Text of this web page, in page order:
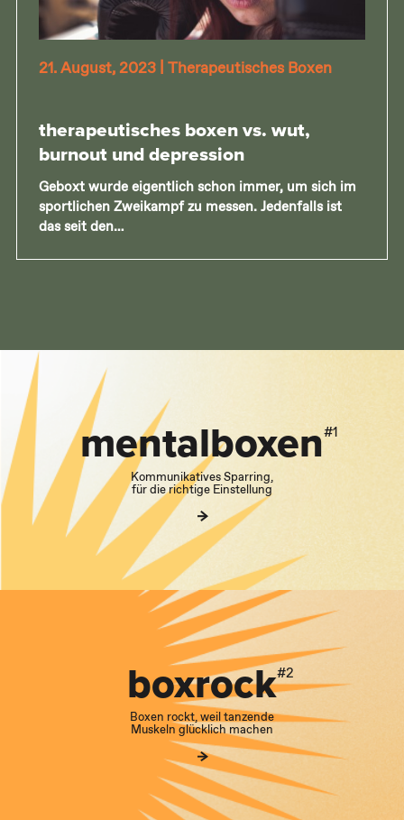
21. August, 2023 | Therapeutisches Boxen
therapeutisches boxen vs. wut,
burnout und depression
Geboxt wurde eigentlich schon immer, um sich im
sportlichen Zweikampf zu messen. Jedenfalls ist
das seit den…
mentalboxen#1
Kommunikatives Sparring,
für die richtige Einstellung
boxrock#2
Boxen rockt, weil tanzende
Muskeln glücklich machen